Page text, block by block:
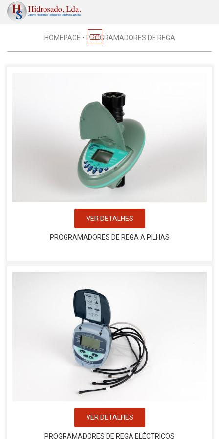
HOMEPAGE • PROGRAMADORES DE REGA
VER DETALHES
PROGRAMADORES DE REGA A PILHAS
VER DETALHES
PROGRAMADORES DE REGA ELÉCTRICOS